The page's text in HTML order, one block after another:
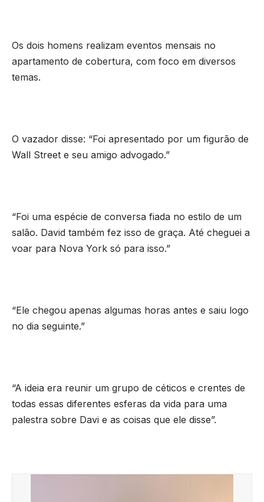
Os dois homens realizam eventos mensais no
apartamento de cobertura, com foco em diversos
temas.
O vazador disse: “Foi apresentado por um figurão de
Wall Street e seu amigo advogado.”
“Foi uma espécie de conversa fiada no estilo de um
salão. David também fez isso de graça. Até cheguei a
voar para Nova York só para isso.”
“Ele chegou apenas algumas horas antes e saiu logo
no dia seguinte.”
“A ideia era reunir um grupo de céticos e crentes de
todas essas diferentes esferas da vida para uma
palestra sobre Davi e as coisas que ele disse”.